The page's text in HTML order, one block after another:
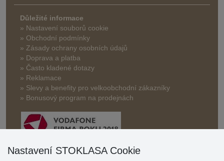
Důležité informace
» Nastavení souborů cookie
» Obchodní podmínky
» Zásady ochrany osobních údajů
» Doprava a platba
» Často kladené dotazy
» Reklamace
» Slevy a benefity pro velkoobchodní zákazníky
» Bonusový program na prodejnách
Nastavení STOKLASA Cookie